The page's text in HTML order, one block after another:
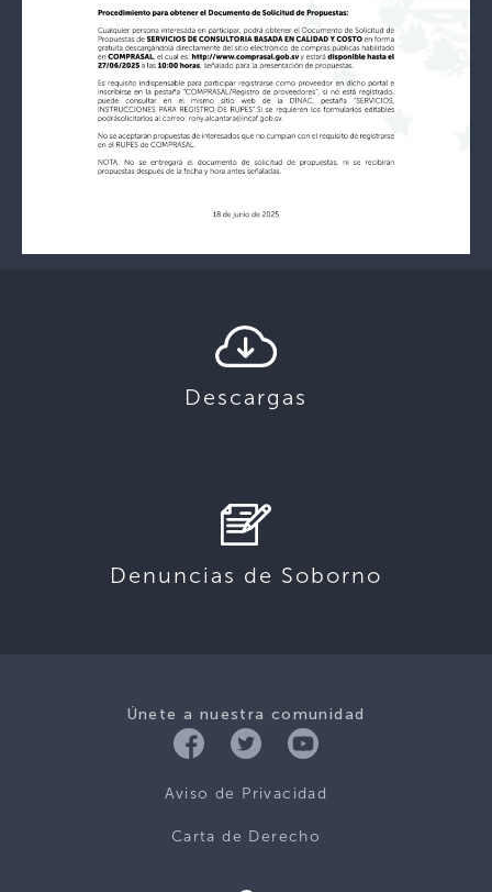
Descargas
Denuncias de Soborno
Únete a nuestra comunidad
Aviso de Privacidad
Carta de Derecho